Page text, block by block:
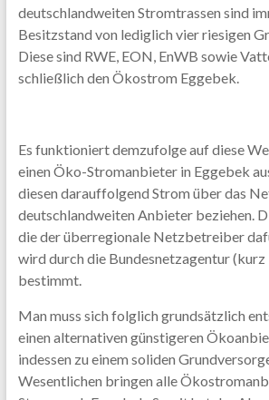
deutschlandweiten Stromtrassen sind
Besitzstand von lediglich vier riesigen
Diese sind RWE, EON, EnWB sowie
schließlich den Ökostrom Eggebek.
Es funktioniert demzufolge auf diese
einen Öko-Stromanbieter in Eggebek
diesen darauffolgend Strom über das
deutschlandweiten Anbieter beziehen.
die der überregionale Netzbetreiber
wird durch die Bundesnetzagentur
bestimmt.
Man muss sich folglich grundsätzlich
einen alternativen günstigeren
indessen zu einem soliden
Wesentlichen bringen alle